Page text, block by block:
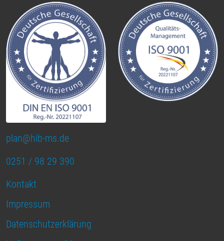
plan@hib-ms.de
0251 / 98 29 390
Kontakt
Impressum
Datenschutzerklärung